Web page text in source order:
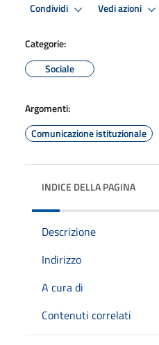
Condividi Vedi azioni
Categorie:
Sociale
Argomenti:
Comunicazione istituzionale
INDICE DELLA PAGINA
Descrizione
Indirizzo
A cura di
Contenuti correlati